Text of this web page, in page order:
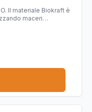
Il materiale Biokraft è
maceri
costanza di
riciclabile e
Colore: avana. Carta